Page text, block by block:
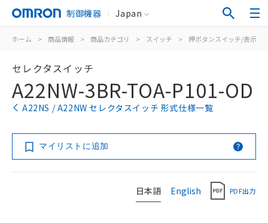
制御機器 Japan
ホーム > 商品情報 > 商品カテゴリ > スイッチ > 押ボタンスイッチ/表示灯
セレクタスイッチ
A22NW-3BR-TOA-P101-OD
A22NS / A22NW セレクタスイッチ 形式仕様一覧
マイリストに追加
日本語 English PDF出力